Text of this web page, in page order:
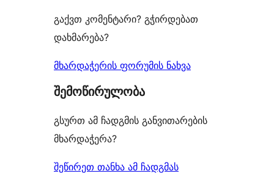
გაქვთ კომენტარი? გჭირდებათ
დახმარება?
მხარდაჭერის ფორუმის ნახვა
შემოწირულობა
გსურთ ამ ჩადგმის განვითარების
მხარდაჭერა?
შეწირეთ თანხა ამ ჩადგმას